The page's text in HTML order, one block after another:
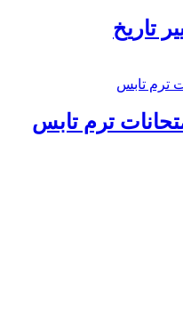
تاریخ
ترم تابس